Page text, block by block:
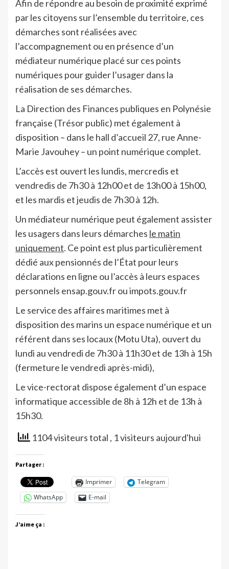
Afin de répondre au besoin de proximité exprimé
par les citoyens sur l’ensemble du territoire, ces
démarches sont réalisées avec
l’accompagnement ou en présence d’un
médiateur numérique placé sur ces points
numériques pour guider l’usager dans la
réalisation de ses démarches.
La Direction des Finances publiques en Polynésie
française (Trésor public) met également à
disposition – dans le hall d’accueil 27, rue Anne-
Marie Javouhey – un point numérique complet.
L’accès est ouvert les lundis, mercredis et
vendredis de 7h30 à 12h00 et de 13h00 à 15h00,
et les mardis et jeudis de 7h30 à 12h.
Un médiateur numérique peut également assister
les usagers dans leurs démarches le matin
uniquement. Ce point est plus particulièrement
dédié aux pensionnés de l’État pour leurs
déclarations en ligne ou l’accès à leurs espaces
personnels ensap.gouv.fr ou impots.gouv.fr
Le service des affaires maritimes met à
disposition des marins un espace numérique et un
référent dans ses locaux (Motu Uta), ouvert du
lundi au vendredi de 7h30 à 11h30 et de 13h à 15h
(fermeture le vendredi après-midi),
Le vice-rectorat dispose également d’un espace
informatique accessible de 8h à 12h et de 13h à
15h30.
1104 visiteurs total , 1 visiteurs aujourd'hui
Partager :
Imprimer
Telegram
WhatsApp
E-mail
J’aime ça :